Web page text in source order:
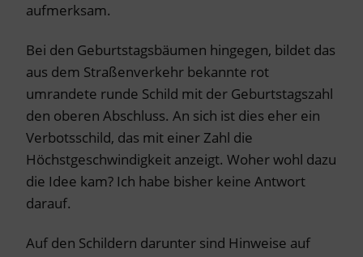
aufmerksam.
Bei den Geburtstagsbäumen hingegen, bildet das
aus dem Straßenverkehr bekannte rot
umrandete runde Schild mit der Geburtstagszahl
den oberen Abschluss. An sich ist dies eher ein
Verbotsschild, das mit einer Zahl die
Höchstgeschwindigkeit anzeigt. Woher wohl dazu
die Idee kam? Ich habe bisher keine Antwort
darauf.
Auf den Schildern darunter sind Hinweise auf